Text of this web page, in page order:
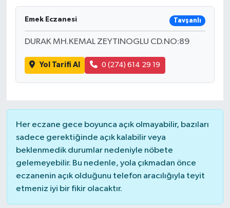
Emek Eczanesi Tavşanlı
DURAK MH.KEMAL ZEYTINOGLU CD.NO:89
Yol Tarifi Al 0 (274) 614 29 19
Her eczane gece boyunca açık olmayabilir, bazıları
sadece gerektiğinde açık kalabilir veya
beklenmedik durumlar nedeniyle nöbete
gelemeyebilir. Bu nedenle, yola çıkmadan önce
eczanenin açık olduğunu telefon aracılığıyla teyit
etmeniz iyi bir fikir olacaktır.